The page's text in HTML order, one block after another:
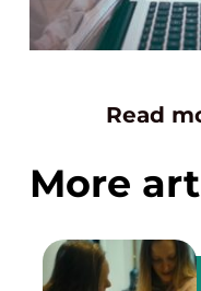
Read
More